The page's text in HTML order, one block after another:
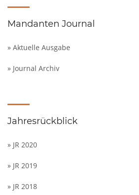
Mandanten Journal
» Aktuelle Ausgabe
» Journal Archiv
Jahresrückblick
» JR 2020
» JR 2019
» JR 2018